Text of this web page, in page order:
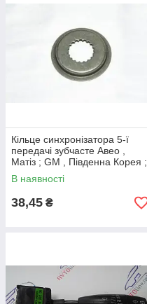
Кільце синхронізатора 5-ї
передачі зубчасте Авео ,
Матіз ; GM , Південна Корея ;
В наявності
38,45 ₴